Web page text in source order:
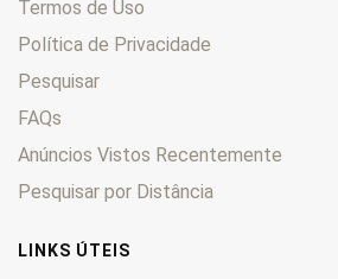
Termos de Uso
Política de Privacidade
Pesquisar
FAQs
Anúncios Vistos Recentemente
Pesquisar por Distância
LINKS ÚTEIS